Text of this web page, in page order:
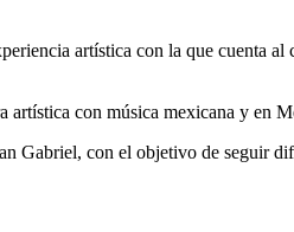
artística con la que cuenta al
con música mexicana y en
Gabriel, con el objetivo de seguir